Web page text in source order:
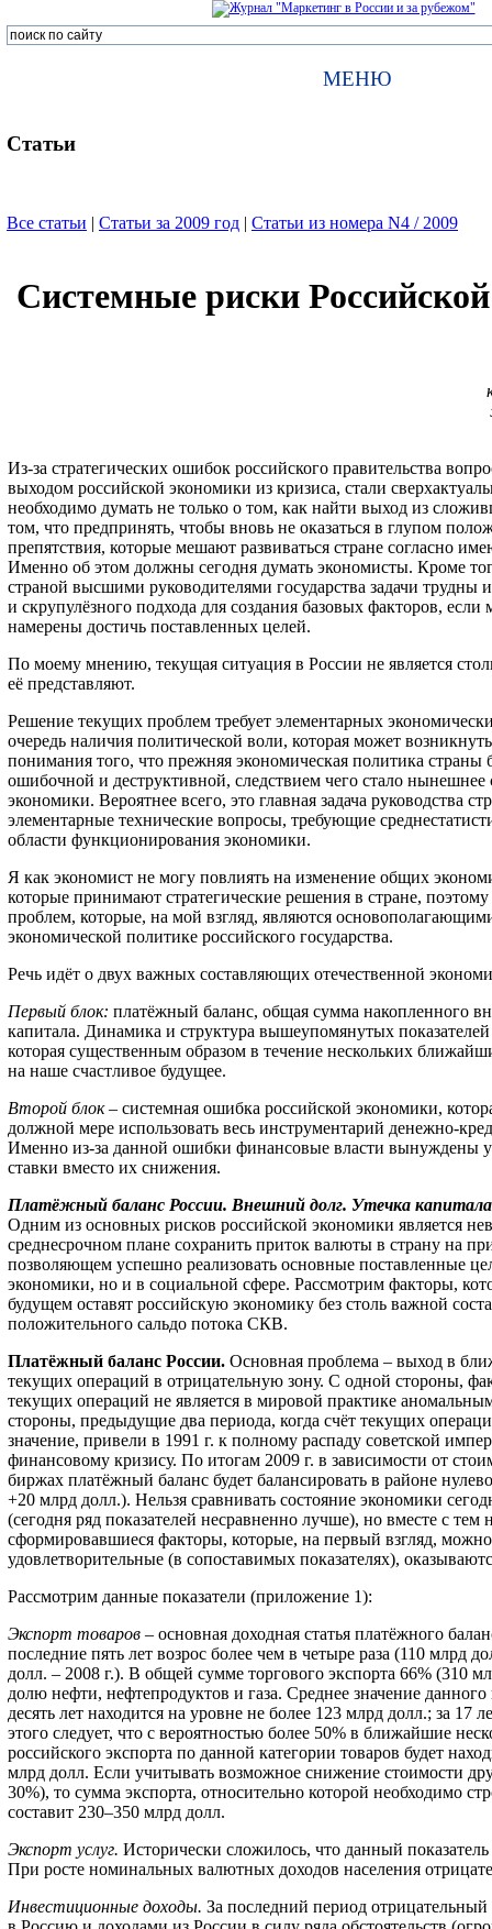
МЕНЮ
Статьи
Все статьи | Статьи за 2009 год | Статьи из номера N4 / 2009
Системные риски
Из-за стратегических ошибок российского правительства
выходом российской экономики из кризиса, стали
необходимо думать не только о том, как найти выход из
том, что предпринять, чтобы вновь не оказаться в глупом
препятствия, которые мешают развиваться стране согласно
Именно об этом должны сегодня думать экономисты. Кроме
страной высшими руководителями государства задачи трудны
и скрупулёзного подхода для создания базовых факторов,
намерены достичь поставленных целей.
По моему мнению, текущая ситуация в России не является
её представляют.
Решение текущих проблем требует элементарных
очередь наличия политической воли, которая может
понимания того, что прежняя экономическая политика
ошибочной и деструктивной, следствием чего стало нынешнее
экономики. Вероятнее всего, это главная задача руководства
элементарные технические вопросы, требующие
области функционирования экономики.
Я как экономист не могу повлиять на изменение общих
которые принимают стратегические решения в стране,
проблем, которые, на мой взгляд, являются
экономической политике российского государства.
Речь идёт о двух важных составляющих отечественной
Первый блок: платёжный баланс, общая сумма накопленного
капитала. Динамика и структура вышеупомянутых
которая существенным образом в течение нескольких
на наше счастливое будущее.
Второй блок– системная ошибка российской экономики,
должной мере использовать весь инструментарий денежно-
Именно из-за данной ошибки финансовые власти вынуждены
ставки вместо их снижения.
Платёжный баланс России. Внешний долг. Утечка капитала
Одним из основных рисков российской экономики является
среднесрочном плане сохранить приток валюты в страну на
позволяющем успешно реализовать основные поставленные
экономики, но и в социальной сфере. Рассмотрим факторы,
будущем оставят российскую экономику без столь важной
положительного сальдо потока СКВ.
Платёжный баланс России. Основная проблема – выход в
текущих операций в отрицательную зону. С одной стороны,
текущих операций не является в мировой практике
стороны, предыдущие два периода, когда счёт текущих
значение, привели в 1991 г. к полному распаду советской
финансовому кризису. По итогам 2009 г. в зависимости от
биржах платёжный баланс будет балансировать в районе
+20 млрд долл.). Нельзя сравнивать состояние экономики
(сегодня ряд показателей несравненно лучше), но вместе с тем
сформировавшиеся факторы, которые, на первый взгляд,
удовлетворительные (в сопоставимых показателях),
Рассмотрим данные показатели (приложение 1):
Экспорт товаров – основная доходная статья платёжного
последние пять лет возрос более чем в четыре раза (110 млрд
долл. – 2008 г.). В общей сумме торгового экспорта 66% (310
долю нефти, нефтепродуктов и газа. Среднее значение данного
десять лет находится на уровне не более 123 млрд долл.; за 17
этого следует, что с вероятностью более 50% в ближайшие
российского экспорта по данной категории товаров будет
млрд долл. Если учитывать возможное снижение стоимости
30%), то сумма экспорта, относительно которой необходимо
составит 230–350 млрд долл.
Экспорт услуг. Исторически сложилось, что данный
При росте номинальных валютных доходов населения
Инвестиционные доходы. За последний период